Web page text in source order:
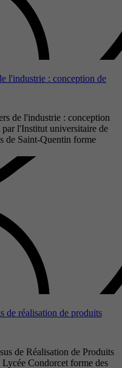
l'industrie : conception de
de l'industrie : conception
l'Institut universitaire de
de Saint-Quentin forme
de réalisation de produits
de Réalisation de Produits
Condorcet forme des